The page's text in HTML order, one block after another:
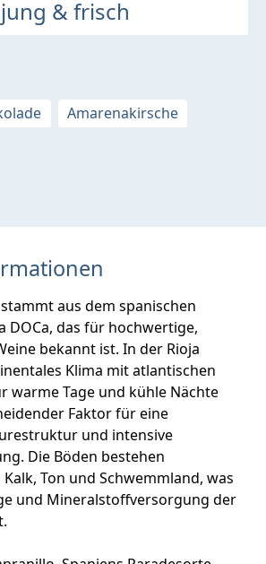
jung & frisch
Amarenakirsche
aus dem spanischen
DOCa, das für hochwertige,
bekannt ist. In der Rioja
Klima mit atlantischen
warme Tage und kühle Nächte
Faktor für eine
und intensive
Die Böden bestehen
Ton und Schwemmland, was
und Mineralstoffversorgung der